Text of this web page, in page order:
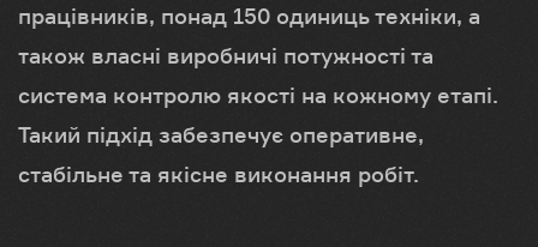
працівників, понад 150 одиниць техніки, а
також власні виробничі потужності та
система контролю якості на кожному етапі.
Такий підхід забезпечує оперативне,
стабільне та якісне виконання робіт.